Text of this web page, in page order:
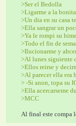
>Ser el Bedolla
>Ligarme a la
>Un dia en su casa
>Ella sangrar un
>Ya le rompi su
>Todo el fin de
>Ilucionarme y
>Al lunes siguiente
>Ellos reirse y
>Al parecer ella era
> -Si anon, topa su
>Ella acercarseme
>MCC
Al final este compa